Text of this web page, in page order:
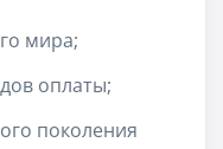
мира;
оплаты;
поколения